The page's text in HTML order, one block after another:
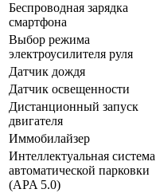
Беспроводная зарядка
смартфона
Выбор режима
электроусилителя руля
Датчик дождя
Датчик освещенности
Дистанционный запуск
двигателя
Иммобилайзер
Интеллектуальная система
автоматической парковки
(APA 5.0)